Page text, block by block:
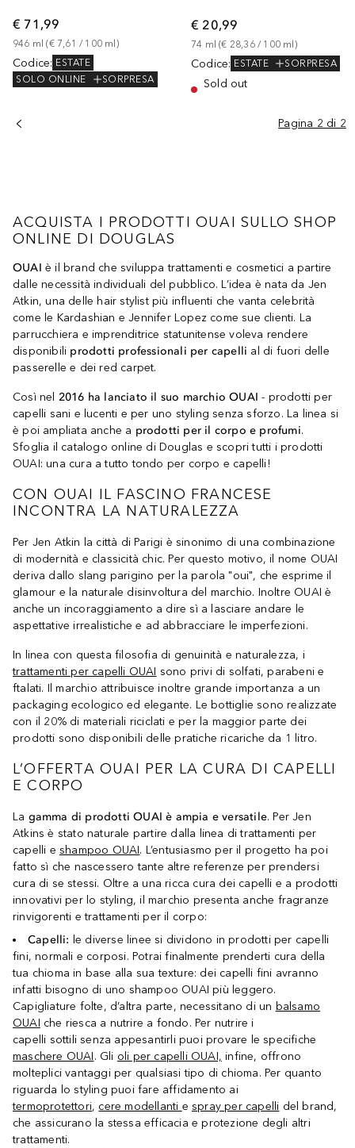
€ 71,99
946 ml (€ 7,61 / 100 ml )
Codice: ESTATE
SOLO ONLINE
SORPRESA
€ 20,99
74 ml (€ 28,36 / 100 ml)
Codice: ESTATE SORPRESA
Sold out
Pagina 2 di 2
ACQUISTA I PRODOTTI OUAI SULLO SHOP
ONLINE DI DOUGLAS
OUAI è il brand che sviluppa trattamenti e cosmetici a partire
dalle necessità individuali del pubblico. L’idea è nata da Jen
Atkin, una delle hair stylist più influenti che vanta celebrità
come le Kardashian e Jennifer Lopez come sue clienti. La
parrucchiera e imprenditrice statunitense voleva rendere
disponibili prodotti professionali per capelli al di fuori delle
passerelle e dei red carpet.
Così nel 2016 ha lanciato il suo marchio OUAI - prodotti per
capelli sani e lucenti e per uno styling senza sforzo. La linea si
è poi ampliata anche a prodotti per il corpo e profumi.
Sfoglia il catalogo online di Douglas e scopri tutti i prodotti
OUAI: una cura a tutto tondo per corpo e capelli!
CON OUAI IL FASCINO FRANCESE
INCONTRA LA NATURALEZZA
Per Jen Atkin la città di Parigi è sinonimo di una combinazione
di modernità e classicità chic. Per questo motivo, il nome OUAI
deriva dallo slang parigino per la parola "oui", che esprime il
glamour e la naturale disinvoltura del marchio. Inoltre OUAI è
anche un incoraggiamento a dire sì a lasciare andare le
aspettative irrealistiche e ad abbracciare le imperfezioni.
In linea con questa filosofia di genuinità e naturalezza, i
trattamenti per capelli OUAI sono privi di solfati, parabeni e
ftalati. Il marchio attribuisce inoltre grande importanza a un
packaging ecologico ed elegante. Le bottiglie sono realizzate
con il 20% di materiali riciclati e per la maggior parte dei
prodotti sono disponibili delle pratiche ricariche da 1 litro.
L’OFFERTA OUAI PER LA CURA DI CAPELLI
E CORPO
La gamma di prodotti OUAI è ampia e versatile. Per Jen
Atkins è stato naturale partire dalla linea di trattamenti per
capelli eshampoo OUAI. L’entusiasmo per il progetto ha poi
fatto sì che nascessero tante altre referenze per prendersi
cura di se stessi. Oltre a una ricca cura dei capelli e a prodotti
innovativi per lo styling, il marchio presenta anche fragranze
rinvigorenti e trattamenti per il corpo:
Capelli: le diverse linee si dividono in prodotti per capelli
fini, normali e corposi. Potrai finalmente prenderti cura della
tua chioma in base alla sua texture: dei capelli fini avranno
infatti bisogno di uno shampoo OUAI più leggero.
Capigliature folte, d’altra parte, necessitano di un balsamo
OUAI che riesca a nutrire a fondo. Per nutrire i
capelli sottili senza appesantirli puoi provare le specifiche
maschere OUAI. Gli oli per capelli OUAI, infine, offrono
molteplici vantaggi per qualsiasi tipo di chioma. Per quanto
riguarda lo styling puoi fare affidamento ai
termoprotettori, cere modellanti espray per capelli del brand,
che assicurano la stessa efficacia e protezione degli altri
trattamenti.